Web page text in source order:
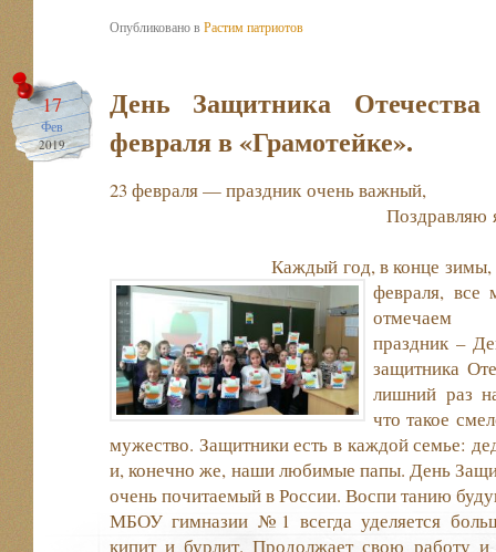
Опубликовано вРастим патриотов
17
Фев
2019
День Защитника
февраля в «Грамотейке».
23 февраля —
Поздравляю я тебя,
Каждый год, в конце зимы,
февраля, все
отмечаем
праздник –
защитника
лишний раз
что такое
мужество. Защитники есть в каждой семье:
и, конечно же, наши любимые папы. День
очень почитаемый в России. Воспи танию
МБОУ гимназии №1 всегда уделяется
кипит и бурлит. Продолжает свою работу